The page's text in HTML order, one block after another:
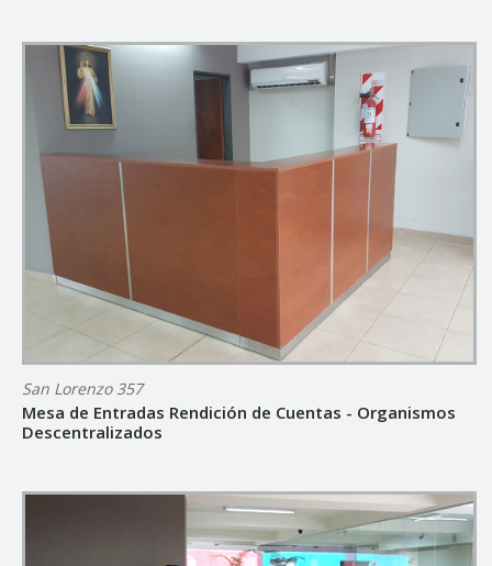
San Lorenzo 357
Mesa de Entradas Rendición de Cuentas - Organismos
Descentralizados